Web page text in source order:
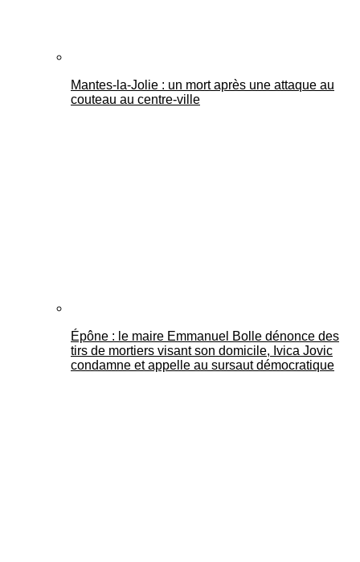
Mantes-la-Jolie : un mort après une attaque au
couteau au centre-ville
Épône : le maire Emmanuel Bolle dénonce des
tirs de mortiers visant son domicile, Ivica Jovic
condamne et appelle au sursaut démocratique